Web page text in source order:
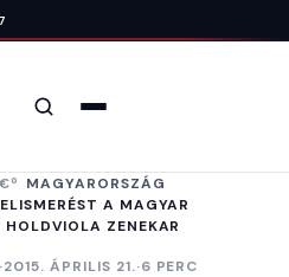
Keresés
MAGYARORSZÁG
A MAGYAR
ZENEKAR
·2015. ÁPRILIS 21.·6 PERC